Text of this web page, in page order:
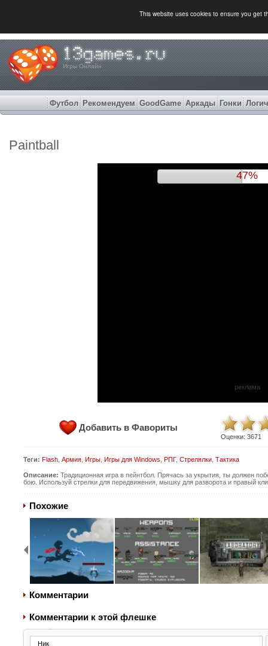
This website uses cookies to ensure you get
Игры Онлайн
Футбол Рекомендуем GoodGame Аркады Гонки
Paintball
50%
реклама
Добавить в Фавориты
Оценки: 3671
Теги: Flash, Армия, Игры, Игры для Windows РПГ, Стрелялки, Тактика
Описание: Традиционная игра в пейнтбол. Прячась за укрытия, ты должен
бою. Используй стрелки для передвижения, мышку для разворота и правый
Похожие
Комментарии
Комментарии к этой флешке